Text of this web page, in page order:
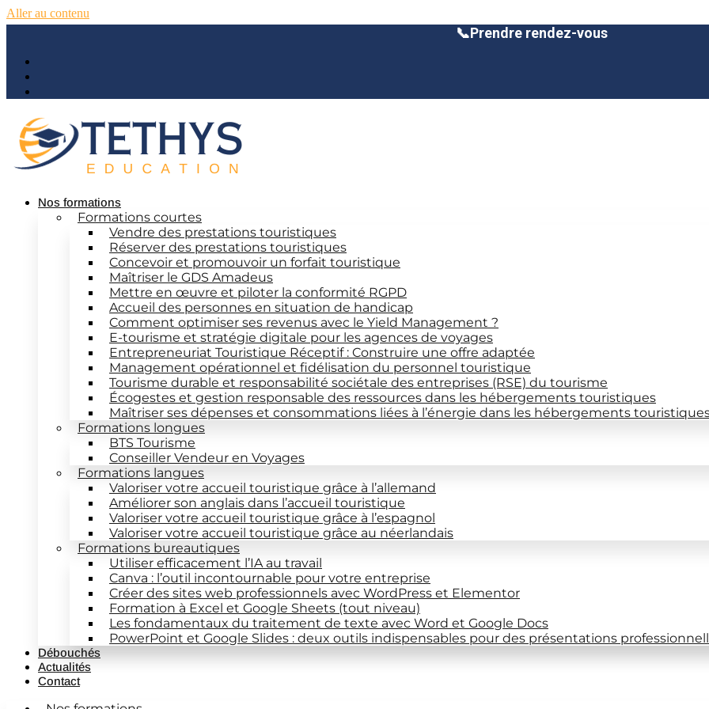
Aller au contenu
📞Prendre rendez-vous
Nos formations
Formations courtes
Vendre des prestations touristiques
Réserver des prestations touristiques
Concevoir et promouvoir un forfait touristique
Maîtriser le GDS Amadeus
Mettre en œuvre et piloter la conformité RGPD
Accueil des personnes en situation de handicap
Comment optimiser ses revenus avec le Yield Management ?
E-tourisme et stratégie digitale pour les agences de voyages
Entrepreneuriat Touristique Réceptif : Construire une offre adaptée
Management opérationnel et fidélisation du personnel touristique
Tourisme durable et responsabilité sociétale des entreprises (RSE) du tourisme
Écogestes et gestion responsable des ressources dans les hébergements touristiques
Maîtriser ses dépenses et consommations liées à l’énergie dans les hébergements
Formations longues
BTS Tourisme
Conseiller Vendeur en Voyages
Formations langues
Valoriser votre accueil touristique grâce à l’allemand
Améliorer son anglais dans l’accueil touristique
Valoriser votre accueil touristique grâce à l’espagnol
Valoriser votre accueil touristique grâce au néerlandais
Formations bureautiques
Utiliser efficacement l’IA au travail
Canva : l’outil incontournable pour votre entreprise
Créer des sites web professionnels avec WordPress et Elementor
Formation à Excel et Google Sheets (tout niveau)
Les fondamentaux du traitement de texte avec Word et Google Docs
PowerPoint et Google Slides : deux outils indispensables pour des présentations
Débouchés
Actualités
Contact